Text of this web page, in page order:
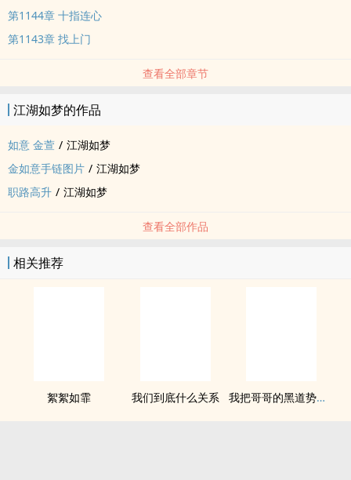
第1144章 十指连心
第1143章 找上门
查看全部章节
江湖如梦的作品
如意 金萱 / 江湖如梦
金如意手链图片 / 江湖如梦
职路高升 / 江湖如梦
查看全部作品
相关推荐
絮絮如霏 我们到底什么关系 我把哥哥的黑道势力睡了